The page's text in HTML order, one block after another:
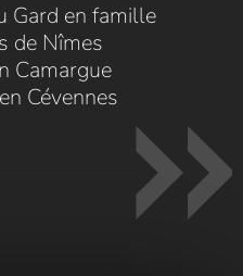
Gard en famille
de Nîmes
Camargue
Cévennes